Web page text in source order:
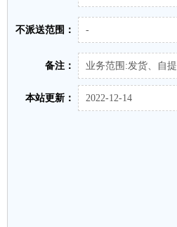
不派送范围： -
备注： 业务范围:发货、自提
本站更新： 2022-12-14